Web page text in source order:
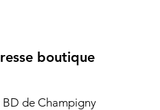
boutique
BD de Champigny